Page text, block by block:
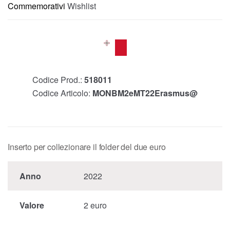
Commemorativi Wishlist
Codice Prod.: 518011
Codice Articolo: MONBM2eMT22Erasmus@
Inserto per collezionare il folder del due euro
Anno 2022
Valore 2 euro